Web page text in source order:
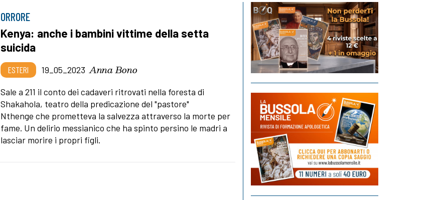
ORRORE
Kenya: anche i bambini vittime della setta
suicida
ESTERI 19_05_2023 Anna Bono
Sale a 211 il conto dei cadaveri ritrovati nella foresta di
Shakahola, teatro della predicazione del "pastore"
Nthenge che prometteva la salvezza attraverso la morte per
fame. Un delirio messianico che ha spinto persino le madri a
lasciar morire i propri figli.